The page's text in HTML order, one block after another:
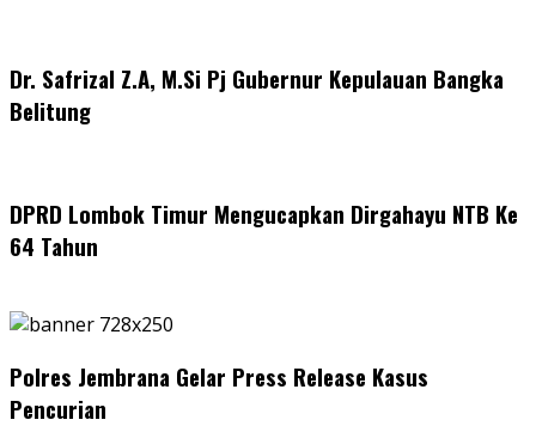
Dr. Safrizal Z.A, M.Si Pj Gubernur Kepulauan Bangka
Belitung
DPRD Lombok Timur Mengucapkan Dirgahayu NTB Ke
64 Tahun
Polres Jembrana Gelar Press Release Kasus
Pencurian